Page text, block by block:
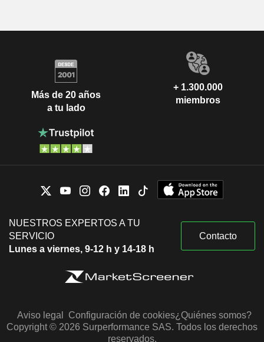
Más de 20 años
a tu lado
+ 1.300.000
miembros
NUESTROS EXPERTOS A TU
SERVICIO
Lunes a viernes, 9-12 h y 14-18 h
Contacto
Aviso legal Configuración de cookies¿Quiénes somos?
Copyright © 2026 Surperformance SAS. Todos los derechos
reservados.